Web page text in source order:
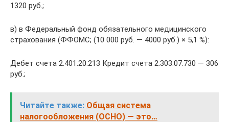
1320 руб.;
в) в Федеральный фонд обязательного медицинского
страхования (ФФОМС; (10 000 руб. — 4000 руб.) × 5,1 %):
Дебет счета 2.401.20.213 Кредит счета 2.303.07.730 — 306
руб.;
Читайте также: Общая система
налогообложения (ОСНО) — это…